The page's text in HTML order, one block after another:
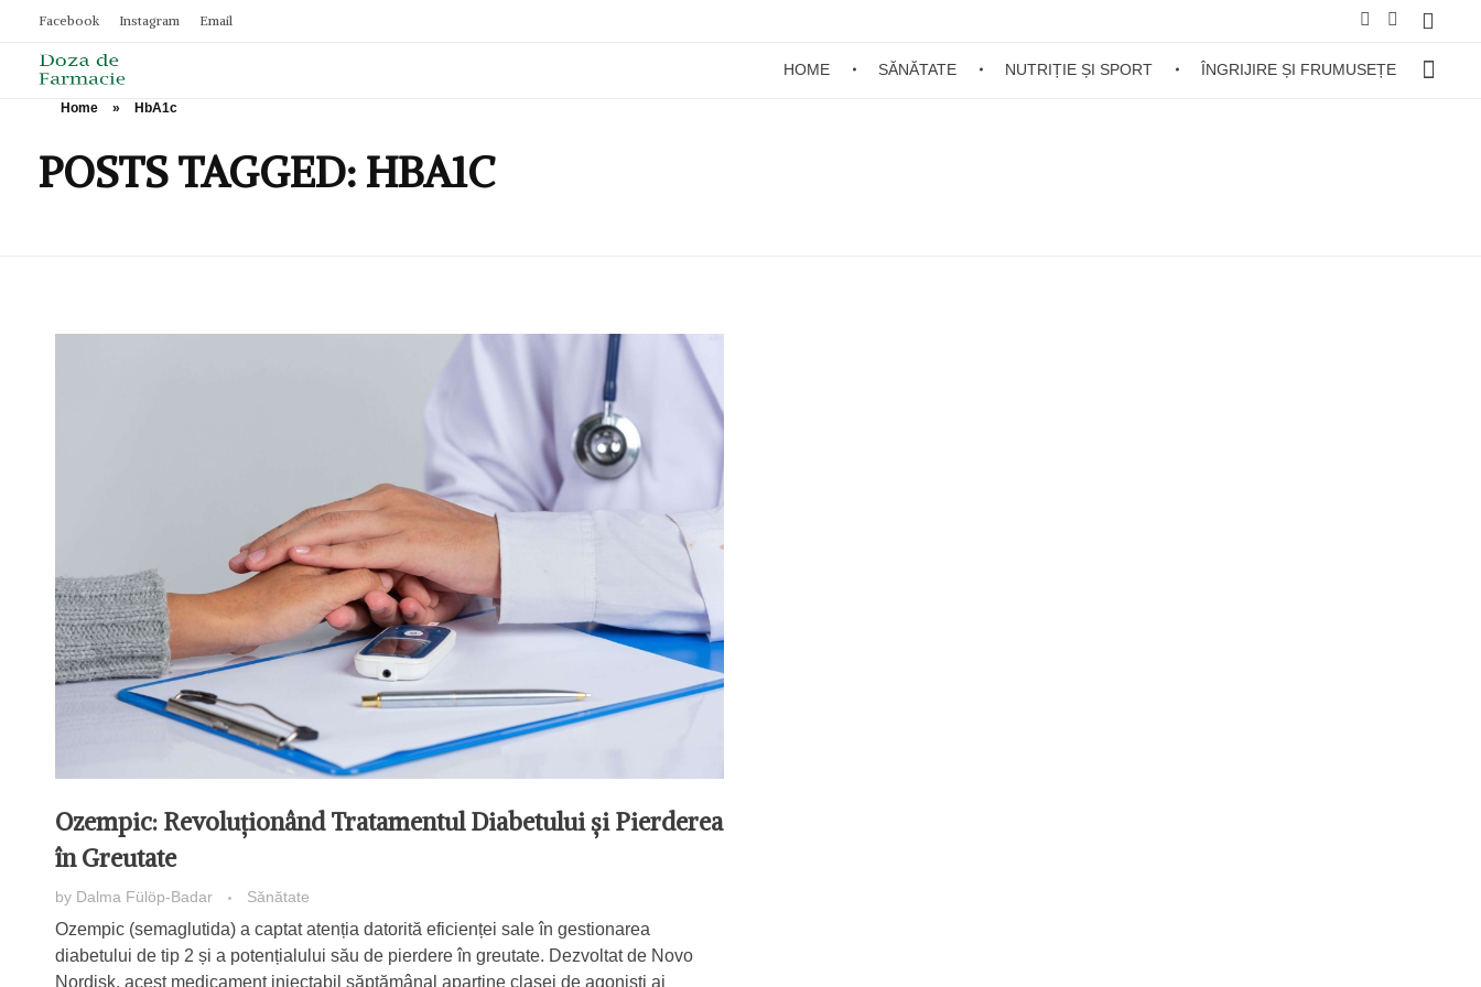
Facebook Instagram Email
HOME SĂNĂTATE NUTRIȚIE ȘI SPORT ÎNGRIJIRE ȘI FRUMUSEȚE
Home » HbA1c
POSTS TAGGED: HBA1C
Ozempic: Revoluționând Tratamentul Diabetului și Pierderea
în Greutate
by Dalma Fülöp-Badar Sănătate
Ozempic (semaglutida) a captat atenția datorită eficienței sale în gestionarea
diabetului de tip 2 și a potențialului său de pierdere în greutate. Dezvoltat de Novo
Nordisk, acest medicament injectabil săptămânal aparține clasei de agoniști ai